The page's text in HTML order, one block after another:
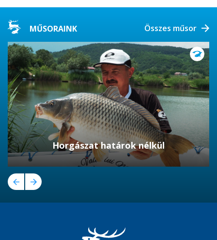
MŰSORAINK Összes műsor
Horgászat határok nélkül